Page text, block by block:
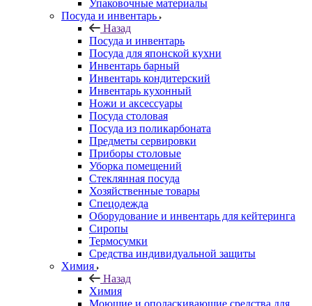
Упаковочные материалы
Посуда и инвентарь
Назад
Посуда и инвентарь
Посуда для японской кухни
Инвентарь барный
Инвентарь кондитерский
Инвентарь кухонный
Ножи и аксессуары
Посуда столовая
Посуда из поликарбоната
Предметы сервировки
Приборы столовые
Уборка помещений
Стеклянная посуда
Хозяйственные товары
Спецодежда
Оборудование и инвентарь для кейтеринга
Сиропы
Термосумки
Средства индивидуальной защиты
Химия
Назад
Химия
Моющие и ополаскивающие средства для